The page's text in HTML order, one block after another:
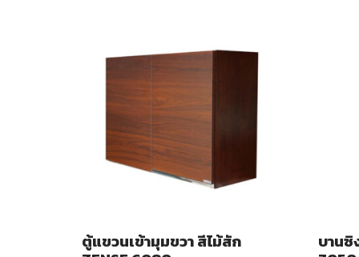
ตู้แขวนเข้ามุมขวา สีไม้สัก บานซิ